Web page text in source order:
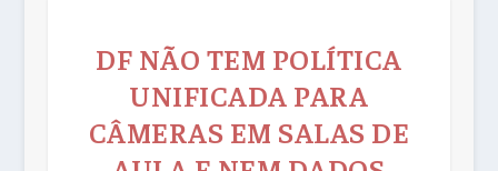
DF NÃO TEM POLÍTICA
UNIFICADA PARA
CÂMERAS EM SALAS DE